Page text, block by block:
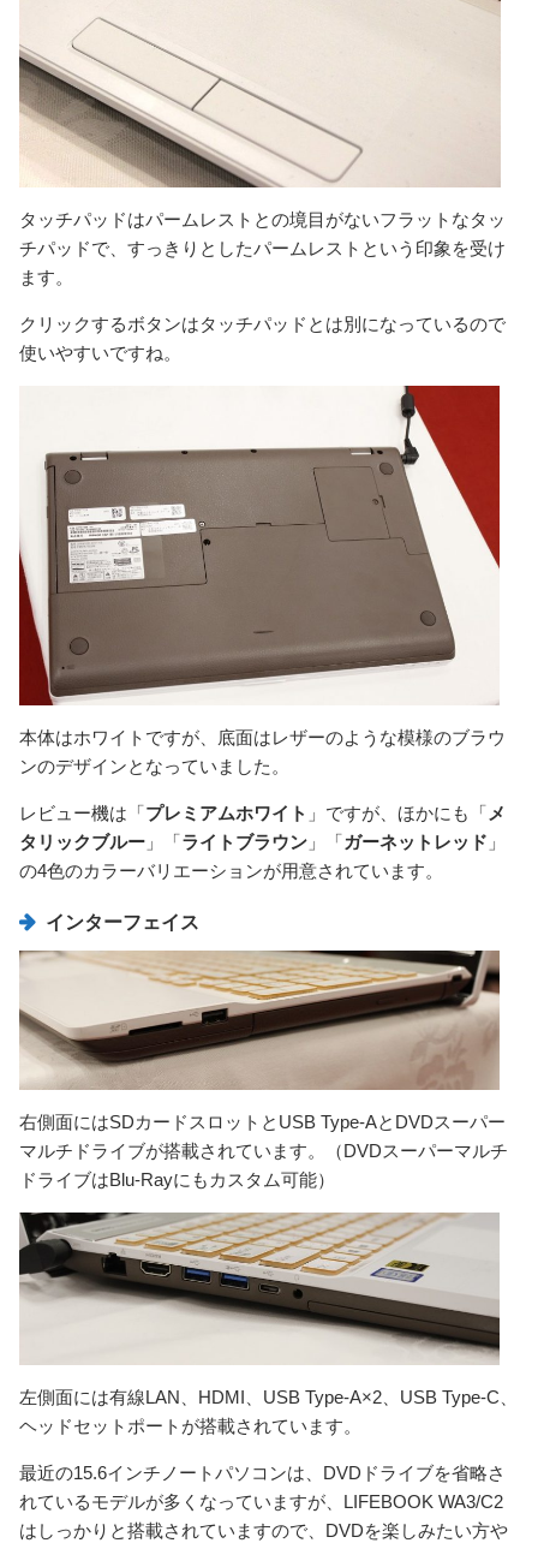
タッチパッドはパームレストとの境目がないフラットなタッ
チパッドで、すっきりとしたパームレストという印象を受け
ます。
クリックするボタンはタッチパッドとは別になっているので
使いやすいですね。
本体はホワイトですが、底面はレザーのような模様のブラウ
ンのデザインとなっていました。
レビュー機は「プレミアムホワイト 」ですが、ほかにも「 メ
タリックブルー 」「ライトブラウン 」「ガーネットレッド 」
の4色のカラーバリエーションが用意されています。
インターフェイス
右側面にはSDカードスロットとUSB Type-AとDVDスーパー
マルチドライブが搭載されています。（DVDスーパーマルチ
ドライブはBlu-Rayにもカスタム可能）
左側面には有線LAN、HDMI、USB Type-A×2、USB Type-C、
ヘッドセットポートが搭載されています。
最近の15.6インチノートパソコンは、DVDドライブを省略さ
れているモデルが多くなっていますが、LIFEBOOK WA3/C2
はしっかりと搭載されていますので、DVDを楽しみたい方や